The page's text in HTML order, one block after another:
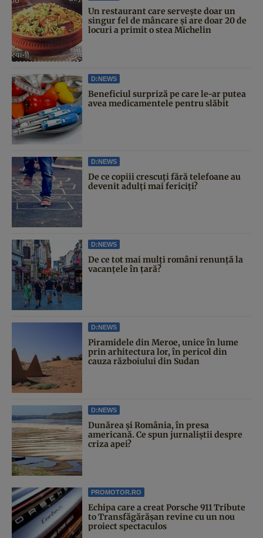
Un restaurant care servește doar un
singur fel de mâncare și are doar 20 de
locuri a primit o stea Michelin
D:NEWS
Beneficiul surpriză pe care le-ar putea
avea medicamentele pentru slăbit
D:NEWS
De ce copiii crescuți fără telefoane au
devenit adulți mai fericiți?
D:NEWS
De ce tot mai mulți români renunță la
vacanțele în țară?
D:NEWS
Piramidele din Meroe, unice în lume
prin arhitectura lor, în pericol din
cauza războiului din Sudan
D:NEWS
Dunărea și România, în presa
americană. Ce spun jurnaliștii despre
criza apei?
PROMOTOR.RO
Echipa care a creat Porsche 911 Tribute
to Transfăgărășan revine cu un nou
proiect spectaculos